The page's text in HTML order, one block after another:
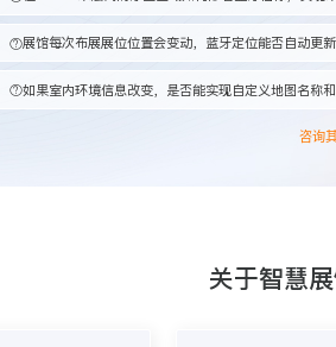
展馆每次布展展位位置会变动，蓝牙定位能否自动更新
如果室内环境信息改变，是否能实现自定义地图名称和
咨询
关于智慧